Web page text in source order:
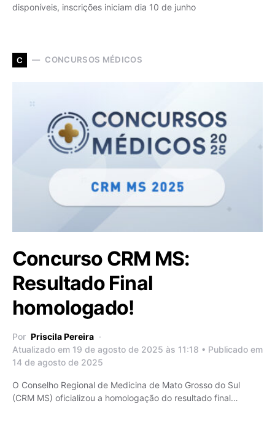
disponíveis, inscrições iniciam dia 10 de junho
C CONCURSOS MÉDICOS
Concurso CRM MS:
Resultado Final
homologado!
Por Priscila Pereira
Atualizado em 19 de agosto de 2025 às 11:18 • Publicado em
14 de agosto de 2025
O Conselho Regional de Medicina de Mato Grosso do Sul
(CRM MS) oficializou a homologação do resultado final…